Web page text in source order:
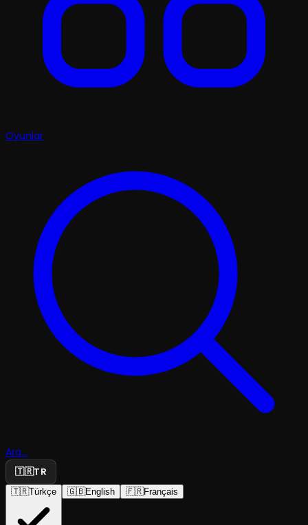
Oyunlar
Ara...
🇹🇷TR
🇹🇷Türkçe 🇬🇧English 🇫🇷Français